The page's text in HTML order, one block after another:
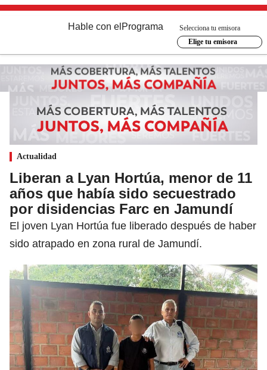
Hable con el Programa
Selecciona tu emisora
Elige tu emisora
Actualidad
Liberan a Lyan Hortúa, menor de 11
años que había sido secuestrado
por disidencias Farc en Jamundí
El joven Lyan Hortúa fue liberado después de haber
sido atrapado en zona rural de Jamundí.